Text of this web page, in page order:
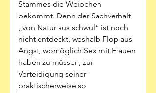
Stammes die Weibchen
bekommt. Denn der Sachverhalt
„von Natur aus schwul“ ist noch
nicht entdeckt, weshalb Flop aus
Angst, womöglich Sex mit Frauen
haben zu müssen, zur
Verteidigung seiner
praktischerweise so